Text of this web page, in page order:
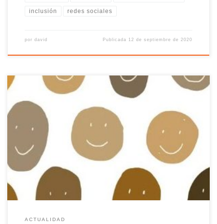
inclusión redes sociales
por david Publicada 12 de septiembre de 2020
En España se ve al ‘otro’ de manera diferente a como se percibe
en EE UU porque la construcción histórica de la alteridad es
distinta y porque siguen existiendo actitudes racistas
completamente normalizadas. Yo no vengo a justificar mi
presencia ni mi existencia. Tantos años escuchando argumentos
antirracistas en boca […]
ACTUALIDAD